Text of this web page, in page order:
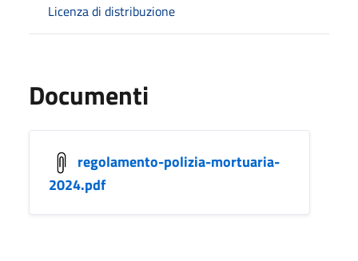
Licenza di distribuzione
Documenti
regolamento-polizia-mortuaria-
2024.pdf